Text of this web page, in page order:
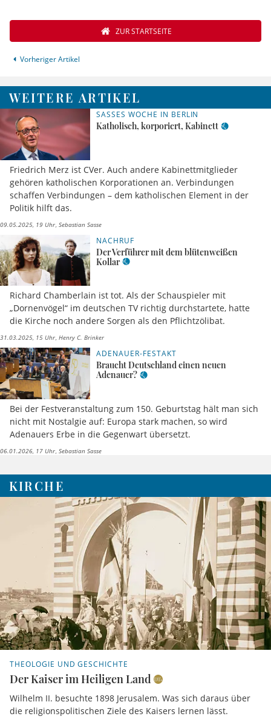
Vorheriger Artikel
ZUR STARTSEITE
WEITERE ARTIKEL
SASSES WOCHE IN BERLIN
Katholisch, korporiert, Kabinett
Friedrich Merz ist CVer. Auch andere Kabinettmitglieder
gehören katholischen Korporationen an. Verbindungen
schaffen Verbindungen – dem katholischen Element in der
Politik hilft das.
09.05.2025, 19 Uhr Sebastian Sasse
NACHRUF
Der Verführer mit dem blütenweißen
Kollar
Richard Chamberlain ist tot. Als der Schauspieler mit
„Dornenvögel“ im deutschen TV richtig durchstartete, hatte
die Kirche noch andere Sorgen als den Pflichtzölibat.
31.03.2025, 15 Uhr Henry C. Brinker
ADENAUER-FESTAKT
Braucht Deutschland einen neuen
Adenauer?
Bei der Festveranstaltung zum 150. Geburtstag hält man sich
nicht mit Nostalgie auf: Europa stark machen, so wird
Adenauers Erbe in die Gegenwart übersetzt.
06.01.2026, 17 Uhr Sebastian Sasse
KIRCHE
THEOLOGIE UND GESCHICHTE
Der Kaiser im Heiligen Land
Wilhelm II. besuchte 1898 Jerusalem. Was sich daraus über
die religionspolitischen Ziele des Kaisers lernen lässt.